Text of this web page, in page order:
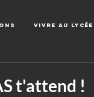
Vivre au lycée
t'attend !